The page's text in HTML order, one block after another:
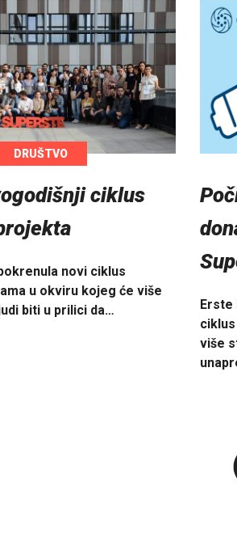
DRUŠTVO
ciklus
novi ciklus
u okviru kojeg će više
biti u prilici da…
Erste
više